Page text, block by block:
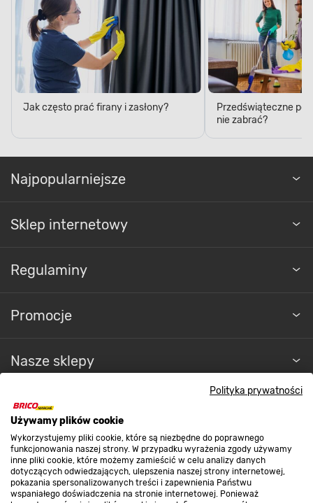
Polityka prywatności
Używamy plików cookie
Wykorzystujemy pliki cookie, które są niezbędne do poprawnego
funkcjonowania naszej strony. W przypadku wyrażenia zgody używamy
inne pliki cookie, które możemy zamieścić w celu analizy danych
dotyczących odwiedzających, ulepszenia naszej strony internetowej,
pokazania spersonalizowanych treści i zapewnienia Państwu
wspaniałego doświadczenia na stronie internetowej. Ponieważ
Jak często prać firany i zasłony?
Przedświąteczne
nie zabrać?
Najpopularniejsze
Sklep internetowy
Regulaminy
Promocje
Nasze sklepy
O nas
Kontakt do sklepu
Strefa biznesu